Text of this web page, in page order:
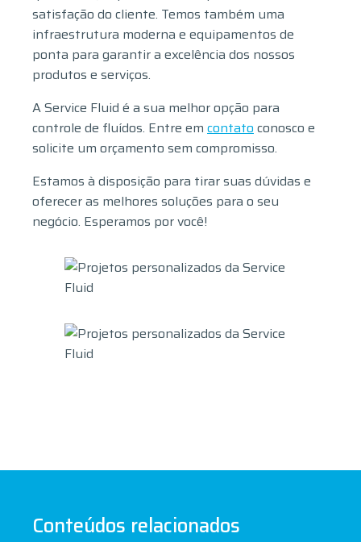
satisfação do cliente. Temos também uma
infraestrutura moderna e equipamentos de
ponta para garantir a excelência dos nossos
produtos e serviços.
A Service Fluid é a sua melhor opção para
controle de fluídos. Entre em contatoconosco e
solicite um orçamento sem compromisso.
Estamos à disposição para tirar suas dúvidas e
oferecer as melhores soluções para o seu
negócio. Esperamos por você!
Conteúdos relacionados